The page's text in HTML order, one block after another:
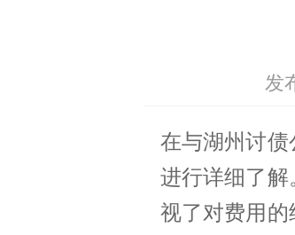
发
在与湖州讨债
进行详细了
视了对费用